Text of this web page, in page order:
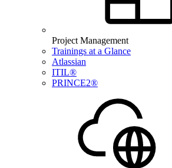
Project Management
Trainings at a Glance
Atlassian
ITIL®
PRINCE2®